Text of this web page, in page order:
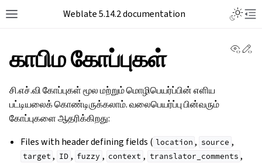
Weblate 5.14.2 documentation
காபிம கோப்புகள்
சி.எச்.வி கோப்புகள் மூல மற்றும் மொழிபெயர்ப்பின் எளிய
பட்டியலைக் கொண்டிருக்கலாம். வலைபெயர்ப்பு பின்வரும்
கோப்புகளை ஆதரிக்கிறது:
Files with header defining fields ( location , source ,
target , ID , fuzzy , context , translator_comments ,